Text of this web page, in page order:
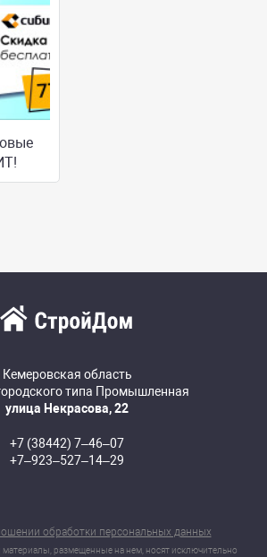
Кемеровская область
типа Промышленная
улица Некрасова, 22
+7 (38442) 7‒46‒07
+7‒923‒527‒14‒29
обработки персональных данных
материалы, размещенные на нем, носят исключительно